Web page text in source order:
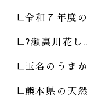
令和７年度
?瀬裏川花し
玉名のうま
熊本県の天